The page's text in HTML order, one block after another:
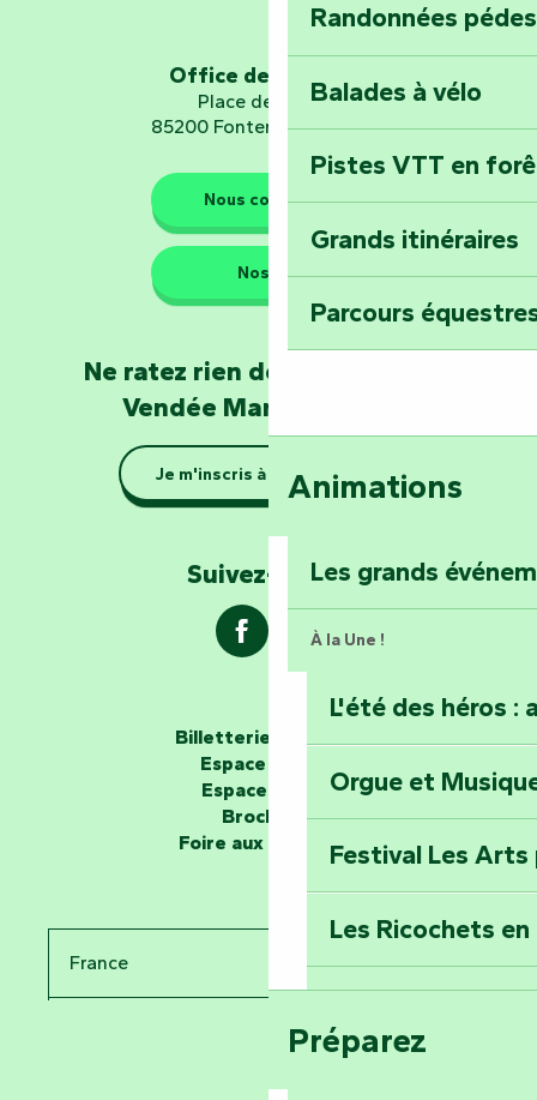
Explorez
d’orientation «
Les gardiens de la nature
Se la couler
barque dans le
Explorez la
Les passeurs d'histoires
Partez en
Percez les
Voyagez dans le
Randonnées
Balades à vélo
Pistes VTT en
Grands itinéraires
Parcours
Animations
Les grands
À la Une !
L'été des héros :
Orgue et
Festival Les Arts
Les Ricochets
Préparez
Office de tourisme
Place de Verdun
85200 Fontenay-le-Comte
Nous contacter
Nos QG
Ne ratez rien de l'actualité en
Vendée Marais Poitevin
Je m'inscris à la newsletter
Suivez-nous !
Billetterie en ligne
Espace groupe
Espace presse
Brochures
Foire aux questions
France